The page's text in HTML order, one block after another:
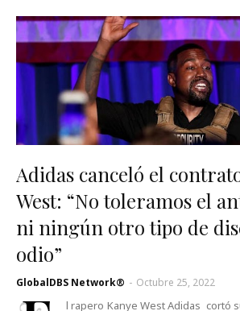
Adidas canceló el
West: “No toleramos el
ni ningún otro tipo de
odio”
GlobalDBS Network® - Octubre 25, 2022
l rapero Kanye West Adidas cortó